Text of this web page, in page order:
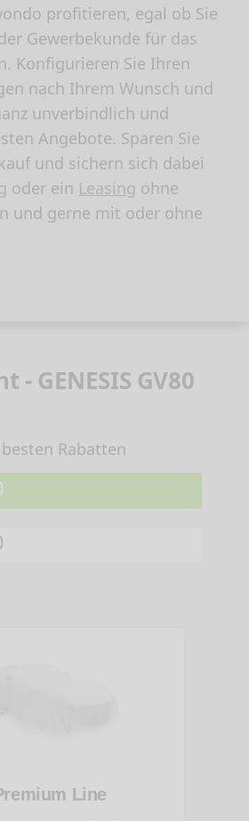
profitieren, egal ob Sie
Gewerbekunde für das
Konfigurieren Sie Ihren
nach Ihrem Wunsch und
unverbindlich und
Angebote. Sparen Sie
und sichern sich dabei
oder ein Leasing ohne
und gerne mit oder ohne
- GENESIS GV80
Rabatten
Line